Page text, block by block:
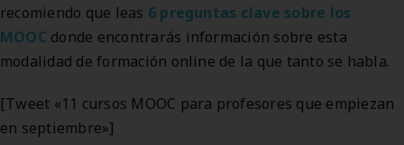
recomiendo que leas 6 preguntas clave sobre los
MOOC donde encontrarás información sobre esta
modalidad de formación online de la que tanto se habla.
[Tweet «11 cursos MOOC para profesores que empiezan
en septiembre»]